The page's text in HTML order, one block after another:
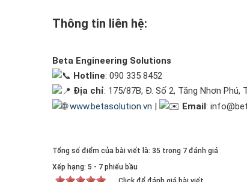
Thông tin liên hệ:
Beta Engineering Solutions
Hotline: 090 335 8452
Địa chỉ: 175/87B, Đ. Số 2, Tăng Nhơn Phú,
www.betasolution.vn | Email:
Tổng số điểm của bài viết là: 35 trong 7 đánh giá
Xếp hạng: 5 - 7 phiếu bầu